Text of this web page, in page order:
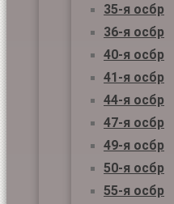
35-я осбр
36-я осбр
40-я осбр
41-я осбр
44-я осбр
47-я осбр
49-я осбр
50-я осбр
55-я осбр